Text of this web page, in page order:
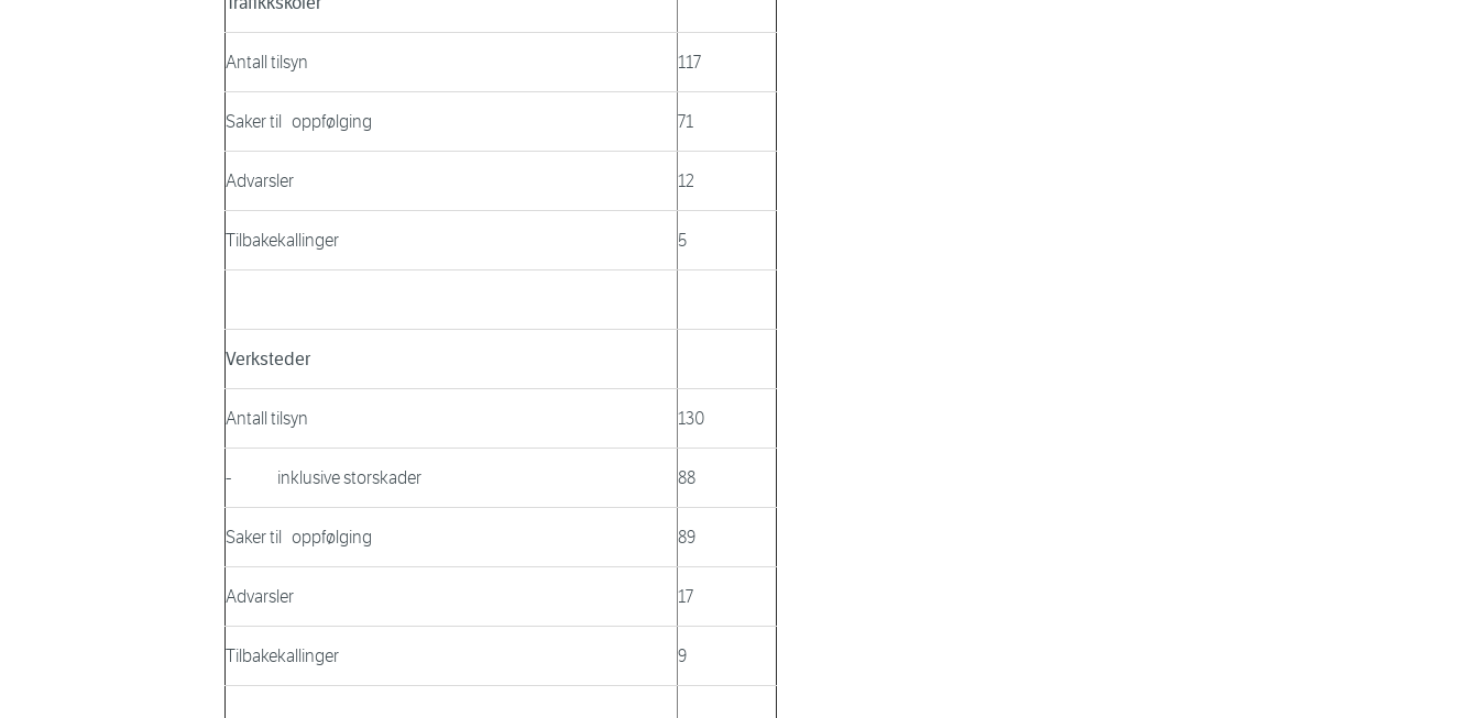
Antall tilsyn 117
Saker til oppfølging 71
Advarsler 12
Tilbakekallinger 5
Verksteder
Antall tilsyn 130
- inklusive storskader 88
Saker til oppfølging 89
Advarsler 17
Tilbakekallinger 9